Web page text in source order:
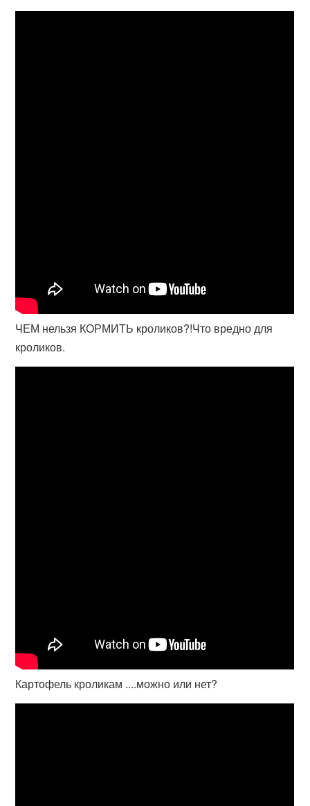
ЧЕМ нельзя КОРМИТЬ кроликов?!Что вредно для
кроликов.
Картофель кроликам ....можно или нет?